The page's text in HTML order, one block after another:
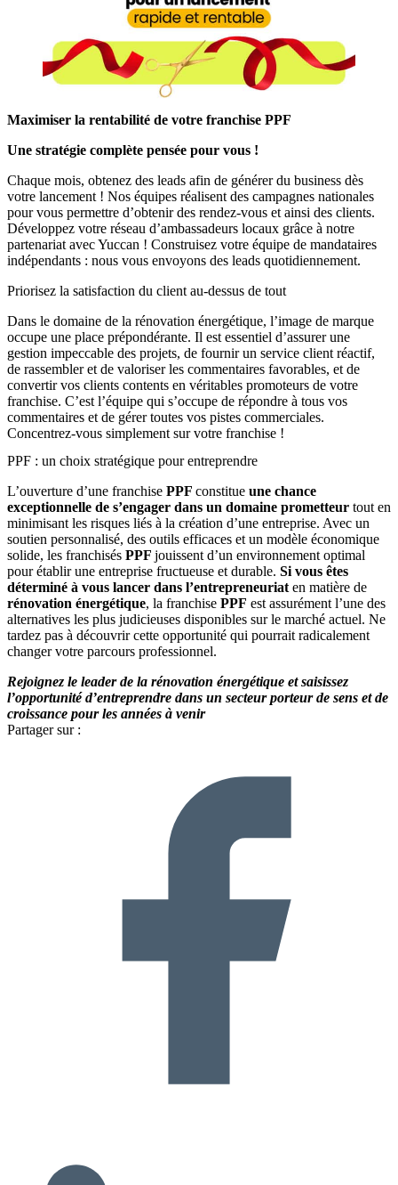
Maximiser la rentabilité de votre franchise PPF
Une stratégie complète pensée pour vous !
Chaque mois, obtenez des leads afin de générer du business dès
votre lancement ! Nos équipes réalisent des campagnes nationales
pour vous permettre d’obtenir des rendez-vous et ainsi des clients.
Développez votre réseau d’ambassadeurs locaux grâce à notre
partenariat avec Yuccan ! Construisez votre équipe de mandataires
indépendants : nous vous envoyons des leads quotidiennement.
Priorisez la satisfaction du client au-dessus de tout
Dans le domaine de la rénovation énergétique, l’image de marque
occupe une place prépondérante. Il est essentiel d’assurer une
gestion impeccable des projets, de fournir un service client réactif,
de rassembler et de valoriser les commentaires favorables, et de
convertir vos clients contents en véritables promoteurs de votre
franchise. C’est l’équipe qui s’occupe de répondre à tous vos
commentaires et de gérer toutes vos pistes commerciales.
Concentrez-vous simplement sur votre franchise !
PPF : un choix stratégique pour entreprendre
L’ouverture d’une franchise PPF constitue une chance
exceptionnelle de s’engager dans un domaine prometteur tout en
minimisant les risques liés à la création d’une entreprise. Avec un
soutien personnalisé, des outils efficaces et un modèle économique
solide, les franchisés PPF jouissent d’un environnement optimal
pour établir une entreprise fructueuse et durable. Si vous êtes
déterminé à vous lancer dans l’entrepreneuriat en matière de
rénovation énergétique, la franchise PPF est assurément l’une des
alternatives les plus judicieuses disponibles sur le marché actuel. Ne
tardez pas à découvrir cette opportunité qui pourrait radicalement
changer votre parcours professionnel.
Rejoignez le leader de la rénovation énergétique et saisissez
l’opportunité d’entreprendre dans un secteur porteur de sens et de
croissance pour les années à venir
Partager sur :